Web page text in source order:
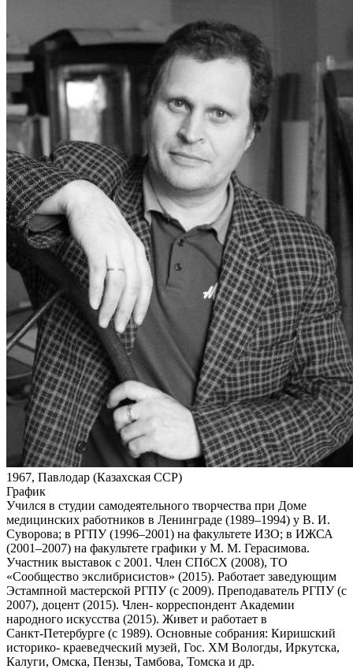
1967, Павлодар (Казахская ССР)
График
Учился в студии самодеятельного творчества при Доме
медицинских работников в Ленинграде (1989–1994) у В. И.
Суворова; в РГПУ (1996–2001) на факультете ИЗО; в ИЖСА
(2001–2007) на факультете графики у М. М. Герасимова.
Участник выставок с 2001. Член СПбСХ (2008), ТО
«Сообщество экслибрисистов» (2015). Работает заведующим
Эстампной мастерской РГПУ (с 2009). Преподаватель РГПУ (с
2007), доцент (2015). Член- корреспондент Академии
народного искусства (2015). Живет и работает в
Санкт‑Петербурге (с 1989). Основные собрания: Киришский
историко- краеведческий музей, Гос. ХМ Вологды, Иркутска,
Калуги, Омска, Пензы, Тамбова, Томска и др.